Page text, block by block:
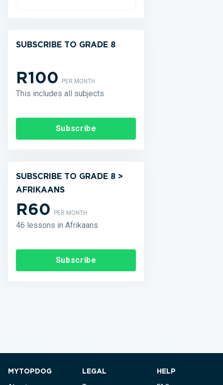
SUBSCRIBE TO GRADE 8
R100PER MONTH
This includes all subjects
Subscribe
SUBSCRIBE TO GRADE 8 >
AFRIKAANS
R60PER MONTH
46 lessons in Afrikaans
Subscribe
MYTOPDOG
LEGAL
HELP